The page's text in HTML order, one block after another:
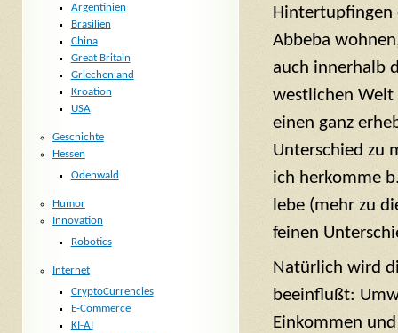
Hintertupfingen
Abbeba
auch innerhalb
westlichen Welt
einen ganz
Unterschied zu
ich herkomme
lebe (mehr zu
feinen
Natürlich wird
beeinflußt:
Einkommen
Argentinien
Brasilien
China
Great Britain
Griechenland
Kroation
USA
Geschichte
Hessen
Odenwald
Humor
Innovation
Robotics
Internet
CryptoCurrencies
E-Commerce
KI-AI